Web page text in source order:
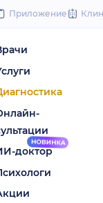
to
Приложение
доктор